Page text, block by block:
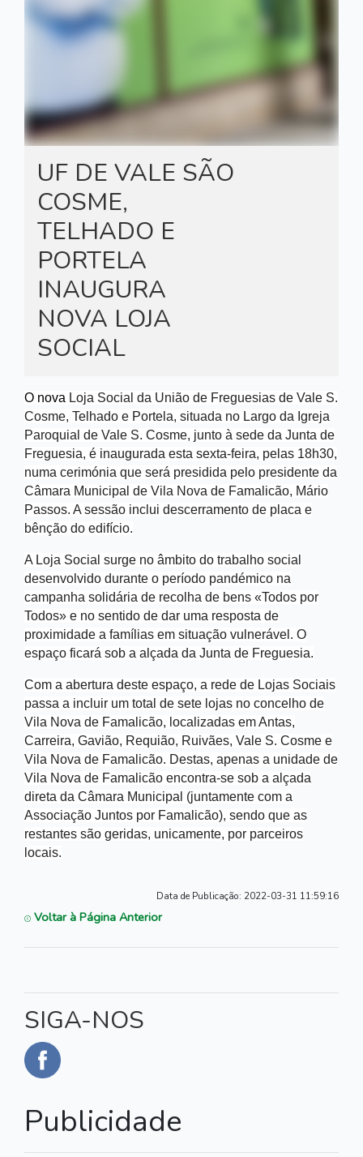
UF DE VALE SÃO
COSME,
TELHADO E
PORTELA
INAUGURA
NOVA LOJA
SOCIAL
O nova Loja Social da União de Freguesias de Vale S.
Cosme, Telhado e Portela, situada no Largo da Igreja
Paroquial de Vale S. Cosme, junto à sede da Junta de
Freguesia, é inaugurada esta sexta-feira, pelas 18h30,
numa cerimónia que será presidida pelo presidente da
Câmara Municipal de Vila Nova de Famalicão, Mário
Passos. A sessão inclui descerramento de placa e
bênção do edifício.
A Loja Social surge no âmbito do trabalho social
desenvolvido durante o período pandémico na
campanha solidária de recolha de bens «Todos por
Todos» e no sentido de dar uma resposta de
proximidade a famílias em situação vulnerável. O
espaço ficará sob a alçada da Junta de Freguesia.
Com a abertura deste espaço, a rede de Lojas Sociais
passa a incluir um total de sete lojas no concelho de
Vila Nova de Famalicão, localizadas em Antas,
Carreira, Gavião, Requião, Ruivães, Vale S. Cosme e
Vila Nova de Famalicão. Destas, apenas a unidade de
Vila Nova de Famalicão encontra-se sob a alçada
direta da Câmara Municipal (juntamente com a
Associação Juntos por Famalicão), sendo que as
restantes são geridas, unicamente, por parceiros
locais.
Data de Publicação: 2022-03-31 11:59:16
Voltar à Página Anterior
SIGA-NOS
Publicidade